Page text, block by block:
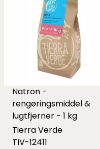
Natron -
rengøringsmiddel &
lugtfjerner - 1 kg
Tierra Verde
TIV-12411